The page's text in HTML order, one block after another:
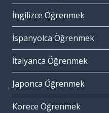
İngilizce Öğrenmek
İspanyolca Öğrenmek
İtalyanca Öğrenmek
Japonca Öğrenmek
Korece Öğrenmek